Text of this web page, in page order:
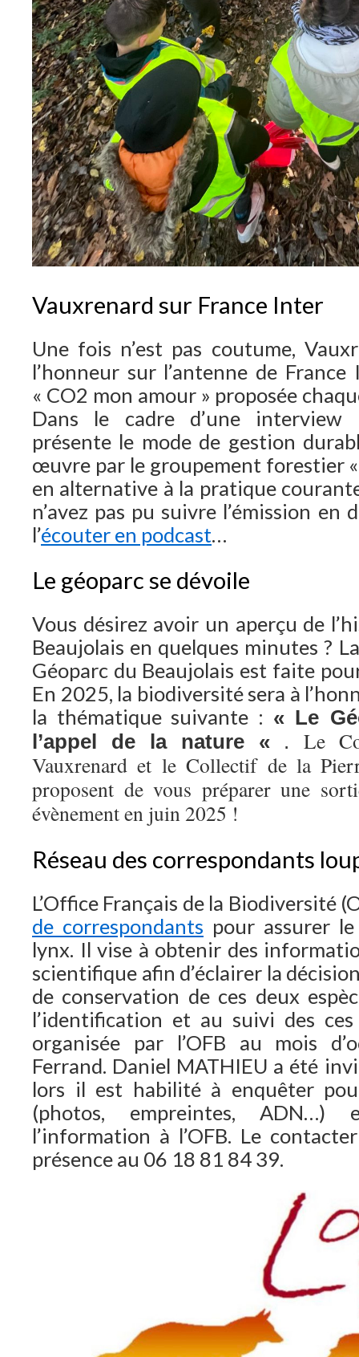
Vauxrenard sur France Inter
Une fois n’est pas coutume,
l’honneur sur l’antenne de France
« CO2 mon amour » proposée
Dans le cadre d’une interview
présente le mode de gestion
œuvre par le groupement forestier «
en alternative à la pratique
n’avez pas pu suivre l’émission en
l’écouter en podcast…
Le géoparc se dévoile
Vous désirez avoir un aperçu de
Beaujolais en quelques minutes ?
Géoparc du Beaujolais est faite
En 2025, la biodiversité sera à
la thématique suivante : « Le
l’appel de la nature « .Le
Vauxrenard et le Collectif de la
proposent de vous préparer une
évènement en juin 2025 !
Réseau des correspondants
L’Office Français de la Biodiversité
de correspondants pour assurer
lynx. Il vise à obtenir des
scientifique afin d’éclairer la
de conservation de ces deux
l’identification et au suivi des
organisée par l’OFB au mois
Ferrand. Daniel MATHIEU a été
lors il est habilité à enquêter
(photos, empreintes,
l’information à l’OFB. Le
présence au 06 18 81 84 39.